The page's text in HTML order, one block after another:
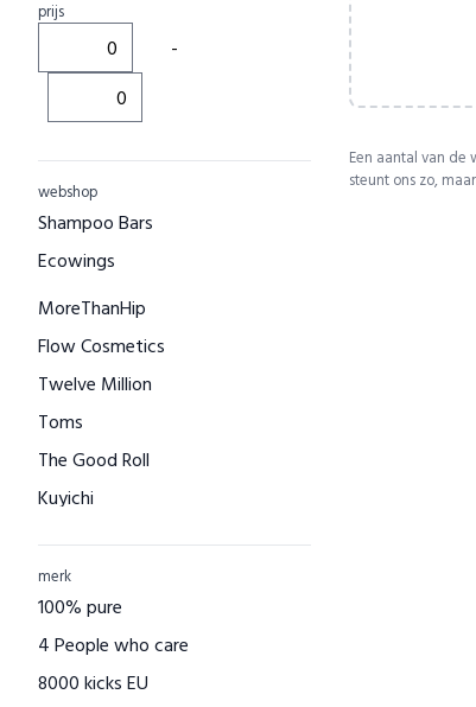
prijs
-
webshop
Shampoo Bars
Ecowings
MoreThanHip
Flow Cosmetics
Twelve Million
Toms
The Good Roll
Kuyichi
Bamigo
CAYBOO
Green Jump
Houtenspeelgoed-shop.nl
merk
100% pure
4 People who care
8000 kicks EU
Een aantal van de
steunt ons zo,